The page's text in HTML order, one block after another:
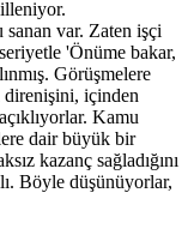
sanan var. Zaten işçi
'Önüme bakar,
Görüşmelere
direnişini, içinden
Kamu
dair büyük bir
kazanç sağladığını
Böyle düşünüyorlar,